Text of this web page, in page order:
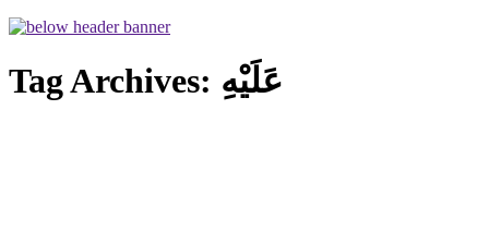
Tag Archives: عَلَيْهِ